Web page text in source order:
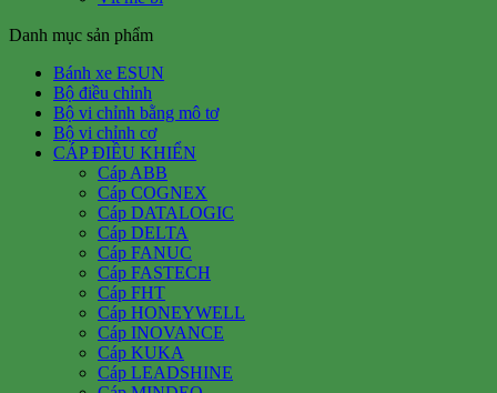
Danh mục sản phẩm
Bánh xe ESUN
Bộ điều chỉnh
Bộ vi chỉnh bằng mô tơ
Bộ vi chỉnh cơ
CÁP ĐIỀU KHIỂN
Cáp ABB
Cáp COGNEX
Cáp DATALOGIC
Cáp DELTA
Cáp FANUC
Cáp FASTECH
Cáp FHT
Cáp HONEYWELL
Cáp INOVANCE
Cáp KUKA
Cáp LEADSHINE